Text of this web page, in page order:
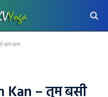
कण कण
Kan – तुम बसी